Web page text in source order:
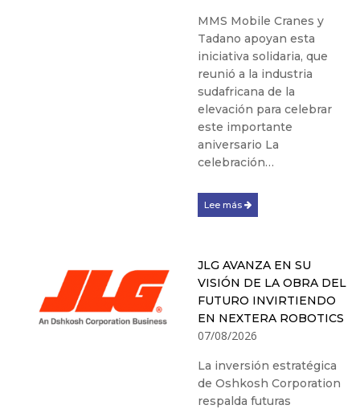
MMS Mobile Cranes y
Tadano apoyan esta
iniciativa solidaria, que
reunió a la industria
sudafricana de la
elevación para celebrar
este importante
aniversario La
celebración…
Lee más
JLG AVANZA EN SU
VISIÓN DE LA OBRA DEL
FUTURO INVIRTIENDO
EN NEXTERA ROBOTICS
07/08/2026
La inversión estratégica
de Oshkosh Corporation
respalda futuras